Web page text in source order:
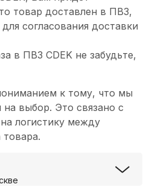
товар доставлен в ПВЗ,
согласования доставки
в ПВЗ CDEK не забудьте,
к тому, что мы
выбор. Это связано с
логистику между
товара.